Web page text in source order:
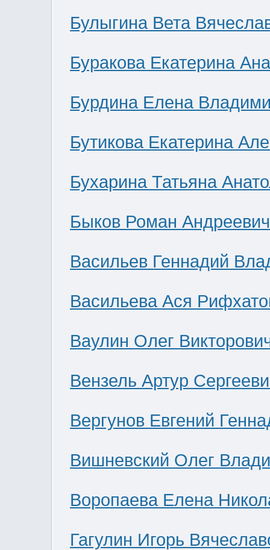
Булыгина Вета
Буракова Екатерина
Бурдина Елена
Бутикова Екатерина
Бухарина Татьяна
Быков Роман Андреевич
Васильев Геннадий
Васильева Ася
Ваулин Олег
Вензель Артур
Вергунов Евгений
Вишневский Олег
Воропаева Елена
Гагулин Игорь